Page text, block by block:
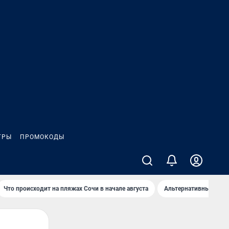
ПРОМОКОДЫ
Что происходит на пляжах Сочи в начале августа Альтернативный